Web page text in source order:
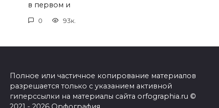
в первом и
0 93к.
Полное или частичное копирование материалов
разрешается только с указанием активной
гиперссылки на материалы сайта orfographia.ru ©